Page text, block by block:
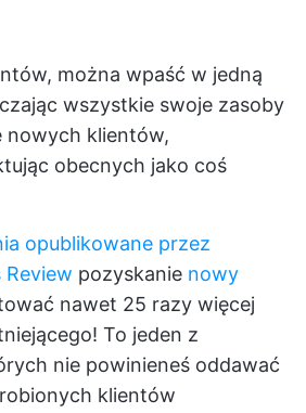
można wpaść w jedną
wszystkie swoje zasoby
nowych klientów,
obecnych jako coś
opublikowane przez
Review pozyskanie nowy
nawet 25 razy więcej
To jeden z
nie powinieneś oddawać
klientów